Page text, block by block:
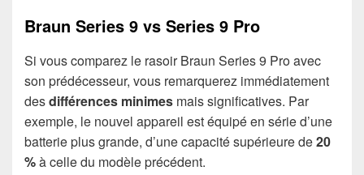
Braun Series 9 vs Series 9 Pro
Si vous comparez le rasoir Braun Series 9 Pro avec
son prédécesseur, vous remarquerez immédiatement
desdifférences minimes mais significatives. Par
exemple, le nouvel appareil est équipé en série d’une
batterie plus grande, d’une capacité supérieure de20
%à celle du modèle précédent.